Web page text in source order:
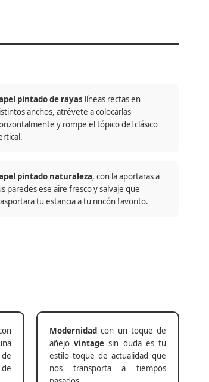
pintado de rayas líneas rectas en
anchos, atrévete a colocarlas
y rompe el tópico del clásico
pintado naturaleza, con la aportaras a
paredes ese aire fresco y salvaje que
tu estancia a tu rincón favorito.
Modernidad con un toque de
añejovintage sin duda es tu
estilo toque de actualidad que
nos transporta a tiempos